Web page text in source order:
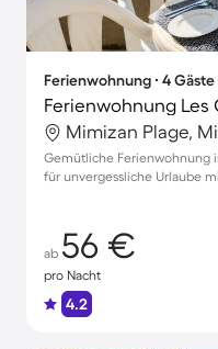
Ferienwohnung ∙ 4 Gäste
Ferienwohnung Les
Mimizan Plage,
Gemütliche Ferienwohnung
für unvergessliche Urlaube
ab 56 €
pro Nacht
4.2